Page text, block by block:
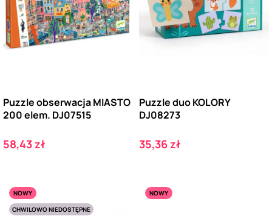
Puzzle obserwacja MIASTO
200 elem. DJ07515
Cena
58,43 zł
Puzzle duo KOLORY
DJ08273
Cena
35,36 zł
NOWY
CHWILOWO NIEDOSTĘPNE
NOWY